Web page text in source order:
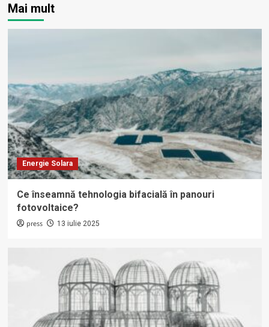
Mai mult
Energie Solara
Ce înseamnă tehnologia bifacială în panouri
fotovoltaice?
press 13 iulie 2025